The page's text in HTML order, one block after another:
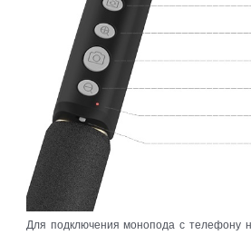
Для подключения монопода с телефону